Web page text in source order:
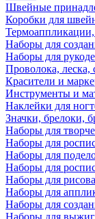
Швейные
Коробки для
Наборы для
Наборы для
Проволока, леска,
Красители и
Инструменты и
Наклейки для
Значки, брелоки,
Наборы для
Наборы для
Наборы для
Наборы для
Наборы для
Наборы для
Наборы для
Наборы для